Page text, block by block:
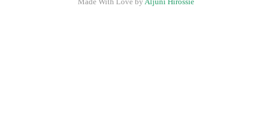
Made With Love by Aljuni Hirossie